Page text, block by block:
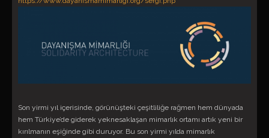
Son yirmi yıl içerisinde, görünüşteki çeşitliliğe rağmen hem dünyada
hem Türkiye’de giderek yeknesaklaşan mimarlık ortamı artık yeni bir
kırılmanın eşiğinde gibi duruyor. Bu son yirmi yılda mimarlık